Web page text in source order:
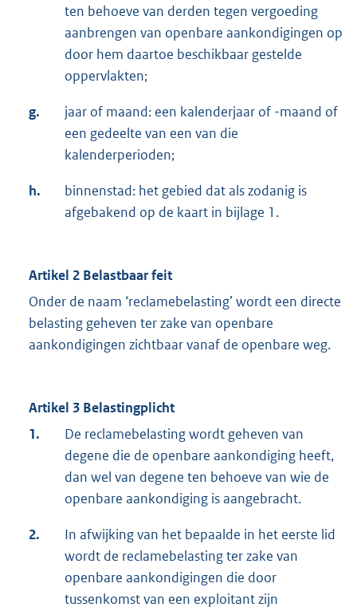
ten behoeve van derden tegen vergoeding
aanbrengen van openbare aankondigingen op
door hem daartoe beschikbaar gestelde
oppervlakten;
g.
jaar of maand: een kalenderjaar of -maand of
een gedeelte van een van die
kalenderperioden;
h.
binnenstad: het gebied dat als zodanig is
afgebakend op de kaart in bijlage 1.
Artikel 2 Belastbaar feit
Onder de naam ‘reclamebelasting’ wordt een directe
belasting geheven ter zake van openbare
aankondigingen zichtbaar vanaf de openbare weg.
Artikel 3 Belastingplicht
1.
De reclamebelasting wordt geheven van
degene die de openbare aankondiging heeft,
dan wel van degene ten behoeve van wie de
openbare aankondiging is aangebracht.
2.
In afwijking van het bepaalde in het eerste lid
wordt de reclamebelasting ter zake van
openbare aankondigingen die door
tussenkomst van een exploitant zijn